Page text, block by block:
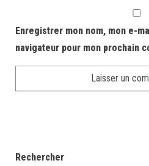
Enregistrer mon nom, mon e-
navigateur pour mon prochain
Rechercher